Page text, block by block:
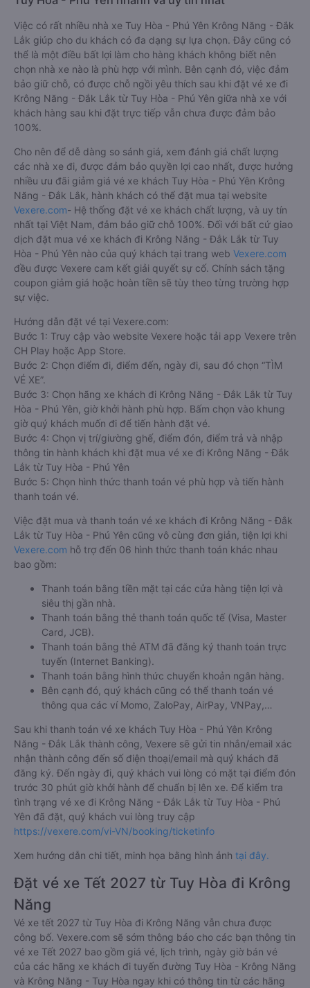
Bê Hà Phú Yên 06:00 - 17:45
227 Nguyễn Tất
Hòa (Bên trong khách
Thuận)
BB Limousine
Cách đặt vé xe khách đi Krông Năng - Đắk Lắk từ
Tuy Hòa - Phú Yên nhanh và uy tín nhất
Việc có rất nhiều nhà xe Tuy Hòa - Phú Yên Krông Năng - Đắk
Lắk giúp cho du khách có đa dạng sự lựa chọn. Đây cũng có
thể là một điều bất lợi làm cho hàng khách không biết nên
chọn nhà xe nào là phù hợp với mình. Bên cạnh đó, việc đảm
bảo giữ chỗ, có được chỗ ngồi yêu thích sau khi đặt vé xe đi
Krông Năng - Đắk Lắk từ Tuy Hòa - Phú Yên giữa nhà xe với
khách hàng sau khi đặt trực tiếp vẫn chưa được đảm bảo
Cho nên để dễ dàng so sánh giá, xem đánh giá chất lượng
các nhà xe đi, được đảm bảo quyền lợi cao nhất, được hưởng
nhiều ưu đãi giảm giá vé xe khách Tuy Hòa - Phú Yên Krông
Năng - Đắk Lắk, hành khách có thể đặt mua tại website
Vexere.com
- Hệ thống đặt vé xe khách chất lượng, và uy tín
nhất tại Việt Nam, đảm bảo giữ chỗ 100%. Đối với bất cứ giao
dịch đặt mua vé xe khách đi Krông Năng - Đắk Lắk từ Tuy
Hòa - Phú Yên nào của quý khách tại trang web Vexere.com
đều được Vexere cam kết giải quyết sự cố. Chính sách tặng
coupon giảm giá hoặc hoàn tiền sẽ tùy theo từng trường hợp
sự việc.
Hướng dẫn đặt vé tại Vexere.com:
Bước 1: Truy cập vào website Vexere hoặc tải app Vexere trên
CH Play hoặc App Store.
Bước 2: Chọn điểm đi, điểm đến, ngày đi, sau đó chọn “TÌM
VÉ XE”.
Bước 3: Chọn hãng xe khách đi Krông Năng - Đắk Lắk từ Tuy
Hòa - Phú Yên, giờ khởi hành phù hợp. Bấm chọn vào khung
giờ quý khách muốn đi để tiến hành đặt vé.
Bước 4: Chọn vị trí/giường ghế, điểm đón, điểm trả và nhập
thông tin hành khách khi đặt mua vé xe đi Krông Năng - Đắk
Lắk từ Tuy Hòa - Phú Yên
Bước 5: Chọn hình thức thanh toán vé phù hợp và tiến hành
thanh toán vé.
Việc đặt mua và thanh toán vé xe khách đi Krông Năng - Đắk
Lắk từ Tuy Hòa - Phú Yên cũng vô cùng đơn giản, tiện lợi khi
Vexere.comhỗ trợ đến 06 hình thức thanh toán khác nhau
bao gồm:
Thanh toán bằng tiền mặt tại các cửa hàng tiện lợi và
siêu thị gần nhà.
Thanh toán bằng thẻ thanh toán quốc tế (Visa, Master
Card, JCB).
Thanh toán bằng thẻ ATM đã đăng ký thanh toán trực
Thanh toán bằng hình thức chuyển khoản ngân hàng.
thông qua các ví Momo, ZaloPay, AirPay, VNPay,…
Sau khi thanh toán vé xe khách Tuy Hòa - Phú Yên Krông
Năng - Đắk Lắk thành công, Vexere sẽ gửi tin nhắn/email xác
nhận thành công đến số điện thoại/email mà quý khách đã
đăng ký. Đến ngày đi, quý khách vui lòng có mặt tại điểm đón
trước 30 phút giờ khởi hành để chuẩn bị lên xe. Để kiểm tra
tình trạng vé xe đi Krông Năng - Đắk Lắk từ Tuy Hòa - Phú